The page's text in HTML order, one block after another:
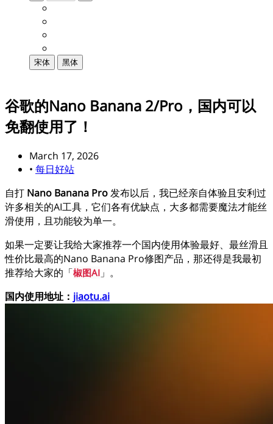
宋体 黑体
谷歌的Nano Banana 2/Pro，国内可以
免翻使用了！
March 17, 2026
• 每日好站
自打 Nano Banana Pro发布以后，我已经亲自体验且安利过
许多相关的AI工具，它们各有优缺点，大多都需要魔法才能丝
滑使用，且功能较为单一。
如果一定要让我给大家推荐一个国内使用体验最好、最丝滑且
性价比最高的Nano Banana Pro修图产品，那还得是我最初
推荐给大家的「椒图AI 」。
国内使用地址： jiaotu.ai